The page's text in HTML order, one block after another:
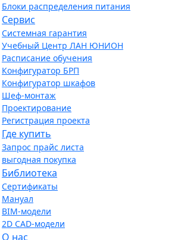
Блоки распределения питания
Сервис
Системная гарантия
Учебный Центр ЛАН ЮНИОН
Расписание обучения
Конфигуратор БРП
Конфигуратор шкафов
Шеф-монтаж
Проектирование
Регистрация проекта
Где купить
Запрос прайс листа
выгодная покупка
Библиотека
Сертификаты
Мануал
BIM-модели
2D CAD-модели
О нас